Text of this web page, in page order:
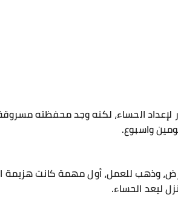
الحساء، لكنه وجد محفظته
واسبوع.
وذهب للعمل، أول مهمة كانت هزيمة
ليعد الحساء.